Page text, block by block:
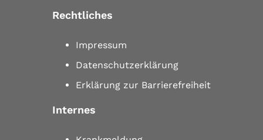
Rechtliches
Impressum
Datenschutzerklärung
Erklärung zur Barrierefreiheit
Internes